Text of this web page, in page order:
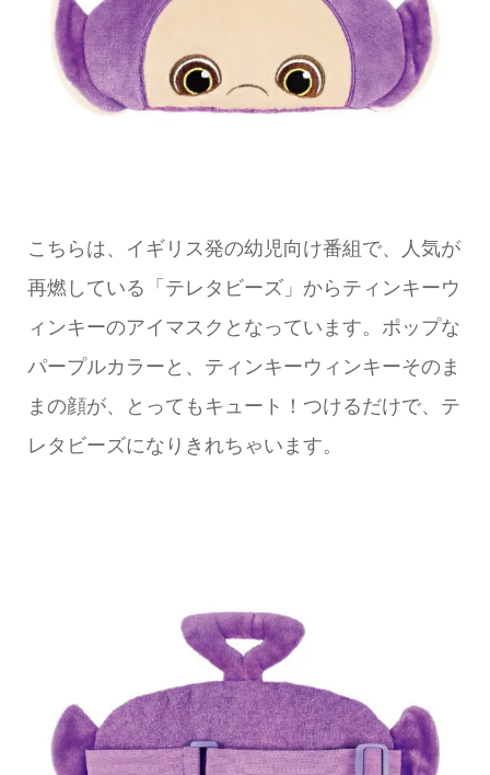
こちらは、イギリス発の幼児向け番組で、人気が
再燃している「テレタビーズ」からティンキーウ
ィンキーのアイマスクとなっています。ポップな
パープルカラーと、ティンキーウィンキーそのま
まの顔が、とってもキュート！つけるだけで、テ
レタビーズになりきれちゃいます。